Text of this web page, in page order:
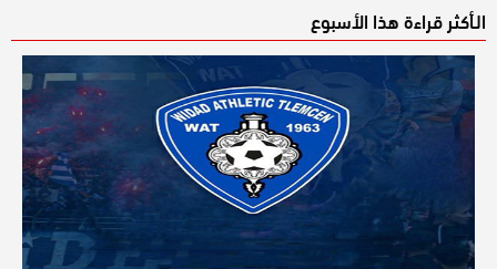
الـأكثر قراءة هذا الأسبوع